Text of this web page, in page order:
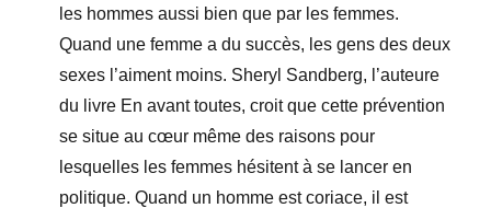
les hommes aussi bien que par les femmes.
Quand une femme a du succès, les gens des deux
sexes l’aiment moins. Sheryl Sandberg, l’auteure
du livre En avant toutes, croit que cette prévention
se situe au cœur même des raisons pour
lesquelles les femmes hésitent à se lancer en
politique. Quand un homme est coriace, il est